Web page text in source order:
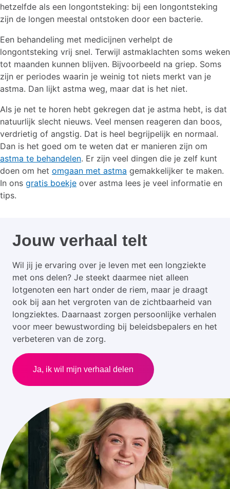
hetzelfde als een longontsteking: bij een longontsteking
zijn de longen meestal ontstoken door een bacterie.
Een behandeling met medicijnen verhelpt de
longontsteking vrij snel. Terwijl astmaklachten soms weken
tot maanden kunnen blijven. Bijvoorbeeld na griep. Soms
zijn er periodes waarin je weinig tot niets merkt van je
astma. Dan lijkt astma weg, maar dat is het niet.
Als je net te horen hebt gekregen dat je astma hebt, is dat
natuurlijk slecht nieuws. Veel mensen reageren dan boos,
verdrietig of angstig. Dat is heel begrijpelijk en normaal.
Dan is het goed om te weten dat er manieren zijn om
astma te behandelen. Er zijn veel dingen die je zelf kunt
doen om het omgaan met astma gemakkelijker te maken.
In ons gratis boekje over astma lees je veel informatie en
tips.
Jouw verhaal telt
Wil jij je ervaring over je leven met een longziekte
met ons delen? Je steekt daarmee niet alleen
lotgenoten een hart onder de riem, maar je draagt
ook bij aan het vergroten van de zichtbaarheid van
longziektes. Daarnaast zorgen persoonlijke verhalen
voor meer bewustwording bij beleidsbepalers en het
verbeteren van de zorg.
Ja, ik wil mijn verhaal delen